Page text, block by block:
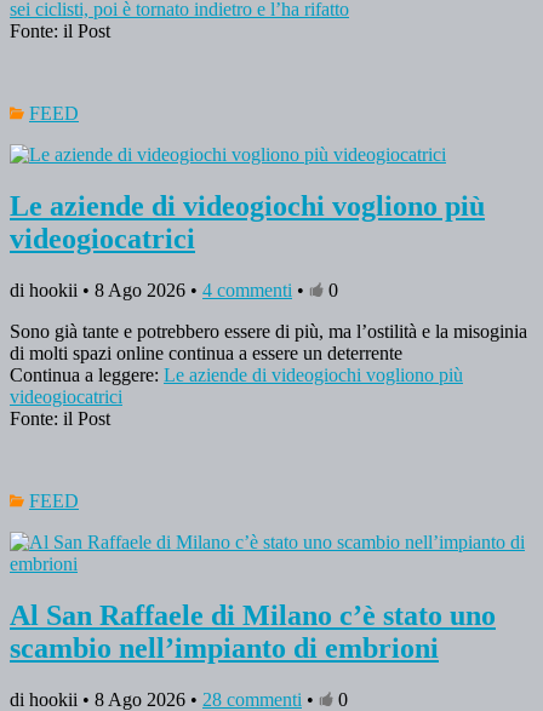
sei ciclisti, poi è tornato indietro e l’ha rifatto
Fonte: il Post
FEED
Le aziende di videogiochi vogliono più
videogiocatrici
di hookii • 8 Ago 2026 • 4 commenti •
0
Sono già tante e potrebbero essere di più, ma l’ostilità e la misoginia
di molti spazi online continua a essere un deterrente
Continua a leggere: Le aziende di videogiochi vogliono più
videogiocatrici
Fonte: il Post
FEED
Al San Raffaele di Milano c’è stato uno
scambio nell’impianto di embrioni
di hookii • 8 Ago 2026 • 28 commenti •
0